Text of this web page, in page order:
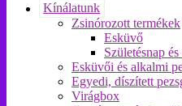
Kínálatunk
Zsinórozott termékek
Esküvő
Születésnap
Esküvői és alkalmi
Egyedi, díszített
Virágbox